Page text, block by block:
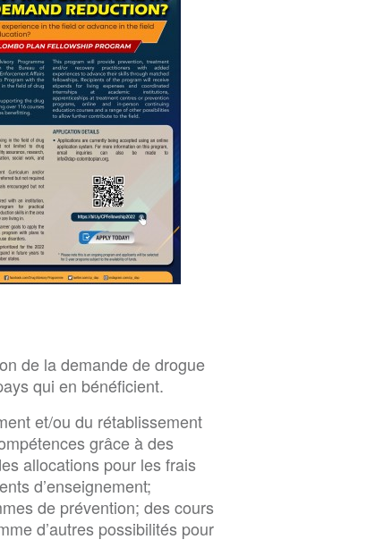
de la demande de drogue
qui en bénéficient.
et/ou du rétablissement
grâce à des
allocations pour les frais
d’enseignement;
de prévention; des cours
d’autres possibilités pour